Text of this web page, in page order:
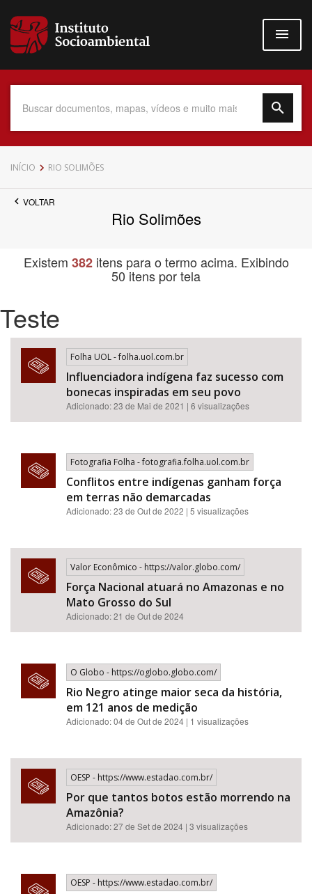
para
conteúdo
Data do Documento
Tema
Área de Levantamento
Área Protegida
INÍCIO RIO SOLIMÕES
VOLTAR
Rio Solimões
Existem 382itens para o termo acima. Exibindo
50 itens por tela
Teste
Folha UOL - folha.uol.com.br
Influenciadora indígena faz sucesso com
bonecas inspiradas em seu povo
Adicionado: 23 de Mai de 2021 | 6 visualizações
Fotografia Folha - fotografia.folha.uol.com.br
Conflitos entre indígenas ganham força
em terras não demarcadas
Adicionado: 23 de Out de 2022 | 5 visualizações
Valor Econômico - https://valor.globo.com/
Força Nacional atuará no Amazonas e no
Mato Grosso do Sul
Adicionado: 21 de Out de 2024
O Globo - https://oglobo.globo.com/
Rio Negro atinge maior seca da história,
em 121 anos de medição
Adicionado: 04 de Out de 2024 | 1 visualizações
OESP - https://www.estadao.com.br/
Por que tantos botos estão morrendo na
Amazônia?
Adicionado: 27 de Set de 2024 | 3 visualizações
OESP - https://www.estadao.com.br/